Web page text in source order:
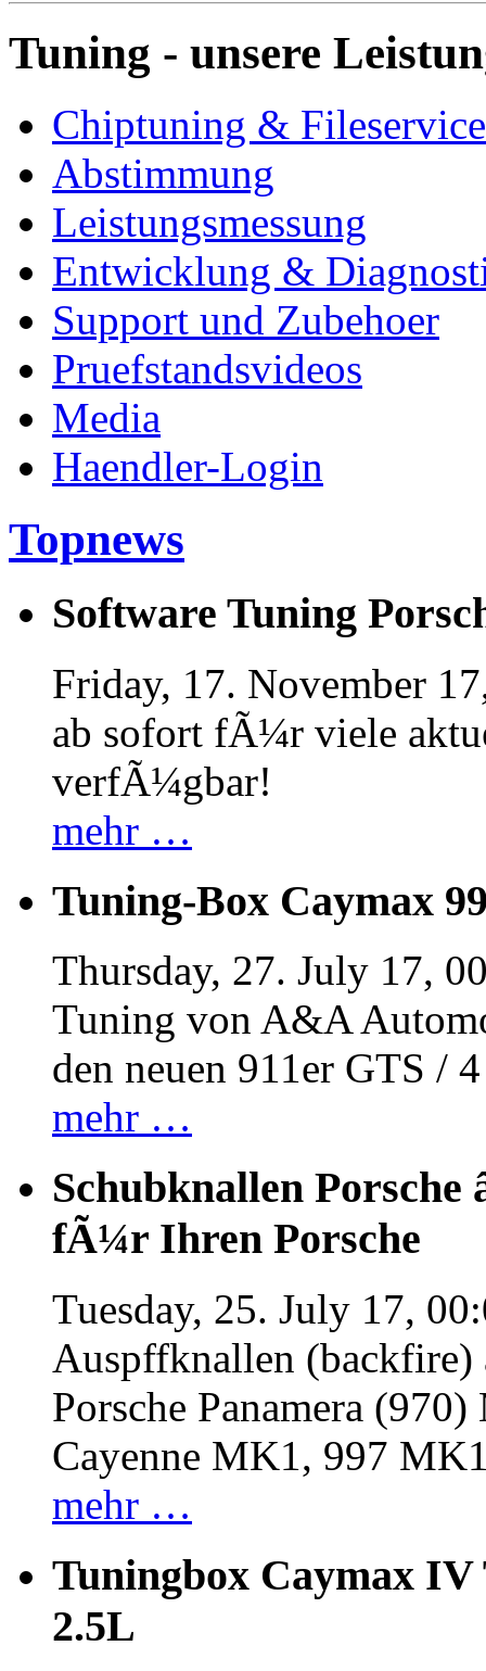
Tuning - unsere
Chiptuning & Fileservice
Abstimmung
Leistungsmessung
Entwicklung &
Support und Zubehoer
Pruefstandsvideos
Media
Haendler-Login
Topnews
Software Tuning
Friday, 17. November
ab sofort fÃ¼r viele
verfÃ¼gbar!
mehr …
Tuning-Box Caymax
Thursday, 27. July 17,
Tuning von A&A
den neuen 911er GTS /
mehr …
Schubknallen Porsche
fÃ¼r Ihren Porsche
Tuesday, 25. July 17,
Auspffknallen
Porsche Panamera
Cayenne MK1, 997
mehr …
Tuningbox Caymax IV
2.5L